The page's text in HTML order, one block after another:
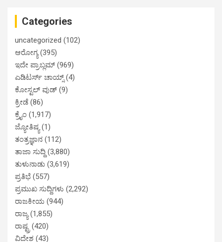
Categories
uncategorized (102)
ಆರೋಗ್ಯ(395)
ಇದೇ ಪ್ರಾಬ್ಲಮ್ (969)
ಎಡಿಟರ್ಸ್ ಚಾಯ್ಸ್(4)
ಕೋಸ್ಟಲ್ ವುಡ್ (9)
ಕ್ರೀಡೆ (86)
ಕ್ರೈಂ (1,917)
ಜ್ಯೋತಿಷ್ಯ(1)
ತಂತ್ರಜ್ಞಾನ (112)
ತಾಜಾ ಸುದ್ದಿ (3,880)
ತುಳುನಾಡು (3,619)
ಪ್ರತಿಭೆ (557)
ಪ್ರಮುಖ ಸುದ್ದಿಗಳು (2,292)
ರಾಜಕೀಯ (944)
ರಾಜ್ಯ(1,855)
ರಾಷ್ಟ್ರ (420)
ವಿದೇಶ (43)